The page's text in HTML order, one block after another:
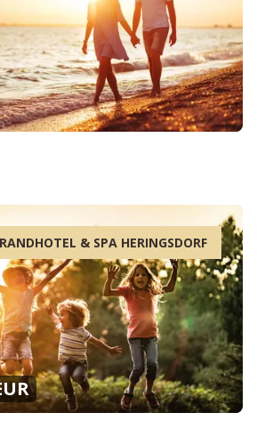
& SPA HERINGSDORF